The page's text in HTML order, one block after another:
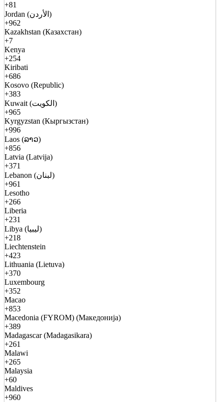
+81
Jordan (الأردن)
+962
Kazakhstan (Казахстан)
+7
Kenya
+254
Kiribati
+686
Kosovo (Republic)
+383
Kuwait (الكويت)
+965
Kyrgyzstan (Кыргызстан)
+996
Laos (ລາວ)
+856
Latvia (Latvija)
+371
Lebanon (لبنان)
+961
Lesotho
+266
Liberia
+231
Libya (ليبيا)
+218
Liechtenstein
+423
Lithuania (Lietuva)
+370
Luxembourg
+352
Macao
+853
Macedonia (FYROM) (Македонија)
+389
Madagascar (Madagasikara)
+261
Malawi
+265
Malaysia
+60
Maldives
+960